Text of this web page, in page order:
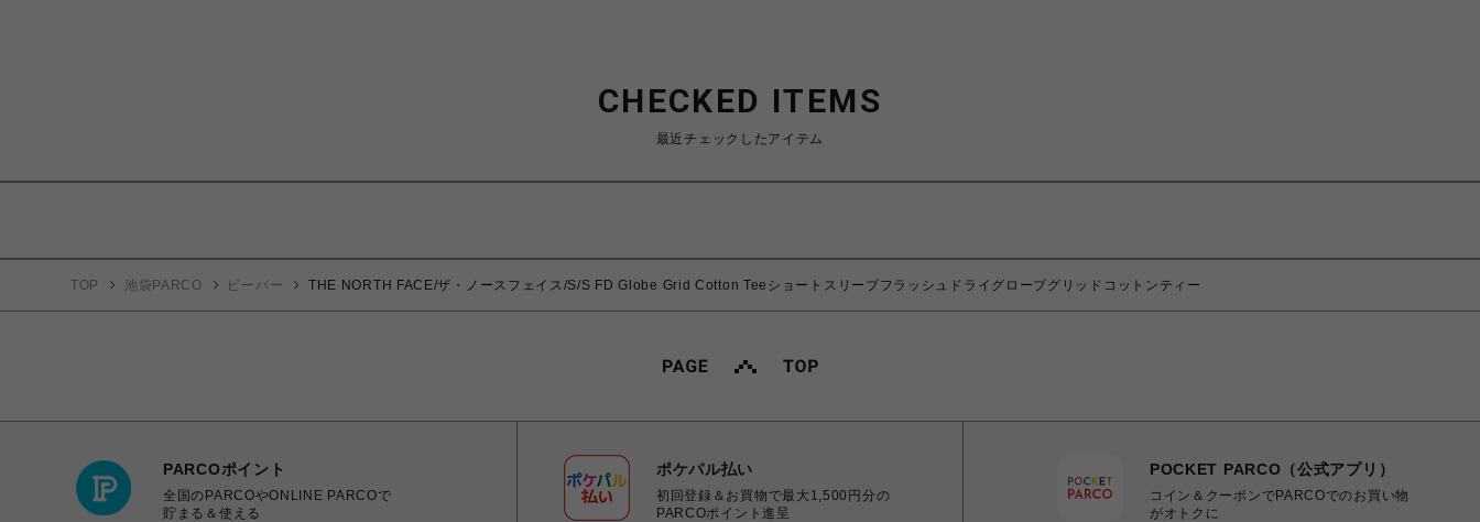
CHECKED ITEMS
最近チェックしたアイテム
TOP 池袋PARCO ビーバー THE NORTH FACE/ザ・ノースフェイス/S/S FD Globe Grid Cotton Teeショートスリーブフラッシュドライグローブグリッドコットンティー
PARCOポイント
全国のPARCOやONLINE PARCOで
貯まる＆使える
ポケパル払い
初回登録＆お買物で最大1,500円分の
PARCOポイント進呈
POCKET PARCO（公式アプリ）
コイン＆クーポンでPARCOでのお買い物
がオトクに